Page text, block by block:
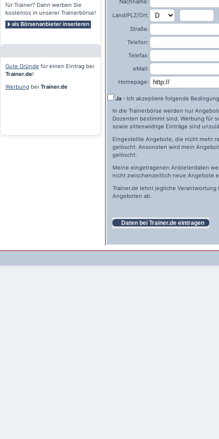
für Trainer? Dann werben Sie
kostenlos in unserer Trainerbörse!
als Börsenanbieter inserieren
Gute Gründe für einen Eintrag bei
Trainer.de!
Werbung bei Trainer.de
Nachname:
Land/PLZ/Ort:
Straße:
Telefon:
Telefax:
eMail:
Homepage:
Ja - Ich akzeptiere folgende
In die Trainerbörse werden nur
Dozenten bestimmt sind. Werbung für
sowie sittenwidrige Einträge sind
Eingestellte Angebote, die nicht mehr
gelöscht. Ansonsten wird mein
gelöscht.
Meine eingetragenen Anbieterdaten
nicht zwischenzeitlich neue Angebote
Trainer.de lehnt jegliche
Angeboten ab.
Daten bei Trainer.de eintragen